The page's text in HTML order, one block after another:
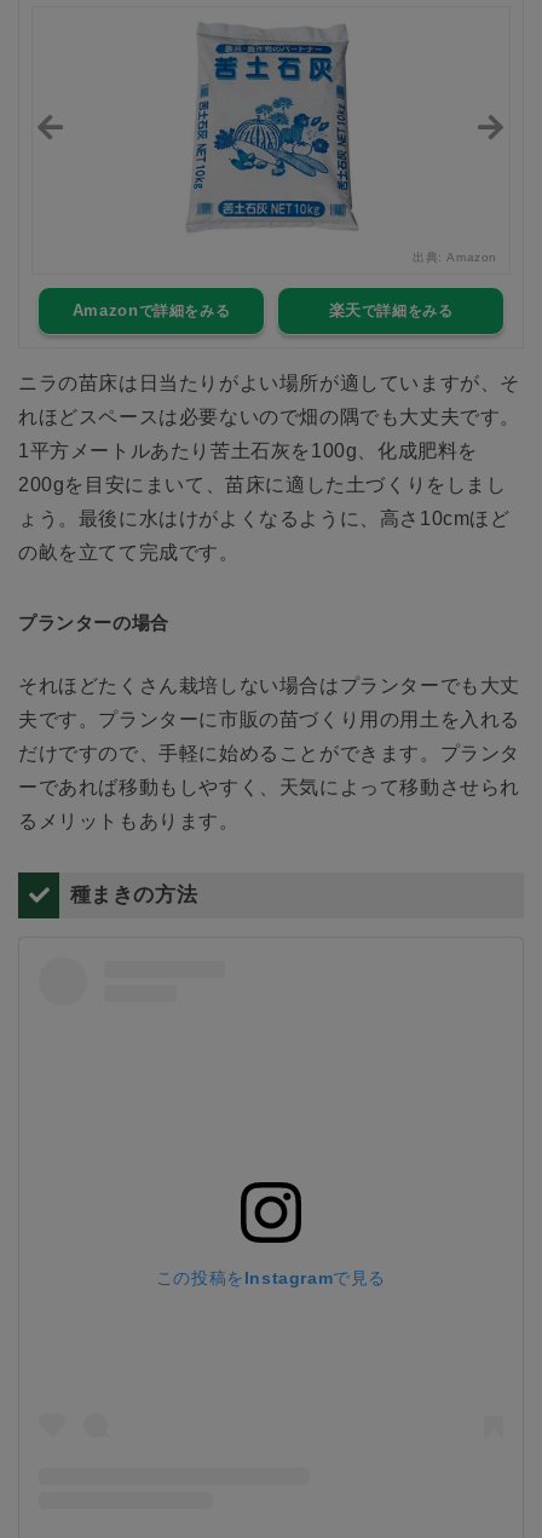
出典: Amazon
Amazon 楽天
ニラの苗床は日当たりがよい場所が適していますが、そ
れほどスペースは必要ないので畑の隅でも大丈夫です。
1平方メートルあたり苦土石灰を100g、化成肥料を
200gを目安にまいて、苗床に適した土づくりをしまし
ょう。最後に水はけがよくなるように、高さ10cmほど
の畝を立てて完成です。
プランターの場合
それほどたくさん栽培しない場合はプランターでも大丈
夫です。プランターに市販の苗づくり用の用土を入れる
だけですので、手軽に始めることができます。プランタ
ーであれば移動もしやすく、天気によって移動させられ
るメリットもあります。
種まきの方法
この投稿をInstagramで見る